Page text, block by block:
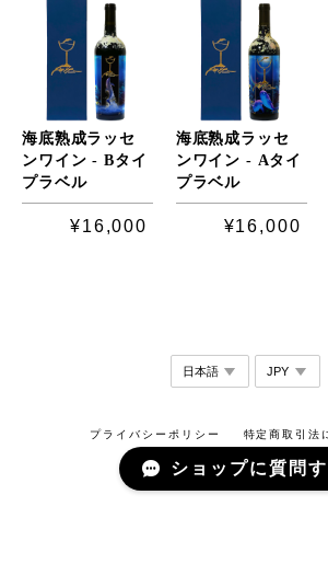
海底熟成ラッセ
ンワイン - Bタイ
プラベル
¥16,000
海底熟成ラッセ
ンワイン - Aタイ
プラベル
¥16,000
プライバシーポリシー 特定商取引法
ショップに質問